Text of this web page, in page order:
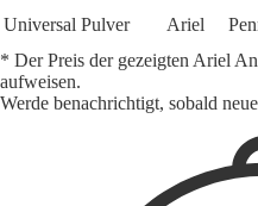
Universal Pulver
Ariel
* Der Preis der gezeigten Ariel
aufweisen.
Werde benachrichtigt, sobald